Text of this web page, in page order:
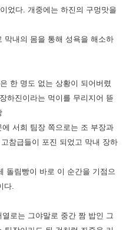
었다. 개중에는 하진의 구멍맛을
막내의 몸을 통해 성욕을 해소하
한 명도 없는 상황이 되어버렸
하진이라는 먹이를 무리지어 뜯
서희 팀장 쪽으로는 조 부장과
참급들이 포진 되었고 막내 장하
돌림빵이 바로 이 순간을 기점으
다.
로는 그야말로 중간 짬 밥인 그